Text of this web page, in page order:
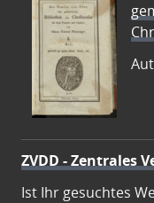
ZVDD - Zentrales
Ist Ihr gesuchtes